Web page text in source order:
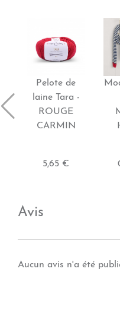
Pelote de
laine Tara -
ROUGE
CARMIN
5,65 €
Avis
Aucun avis n'a été